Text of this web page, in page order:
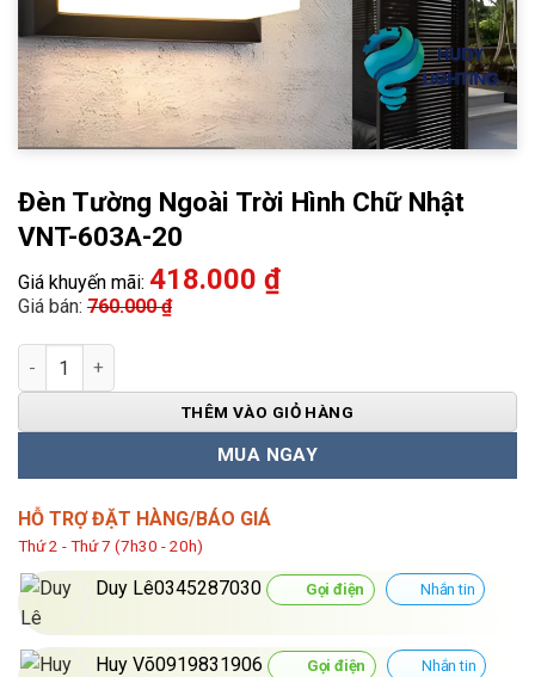
Đèn Tường Ngoài Trời Hình Chữ Nhật
VNT-603A-20
Giá khuyến mãi: 418.000 ₫
Giá bán: 760.000₫
Đèn Tường Ngoài Trời Hình Chữ Nhật VNT-603A-20 số lượng
THÊM VÀO GIỎ HÀNG
MUA NGAY
HỖ TRỢ ĐẶT HÀNG/BÁO GIÁ
Thứ 2 - Thứ 7 (7h30 - 20h)
Duy Lê0345287030 Gọi điện Nhắn tin
Huy Võ0919831906 Gọi điện Nhắn tin